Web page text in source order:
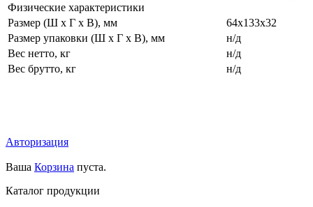
Физические характеристики
Размер (Ш х Г х В), мм
64x133x32
Размер упаковки (Ш х Г х В), мм
н/д
Вес нетто, кг
н/д
Вес брутто, кг
н/д
Авторизация
Ваша Корзина пуста.
Каталог продукции